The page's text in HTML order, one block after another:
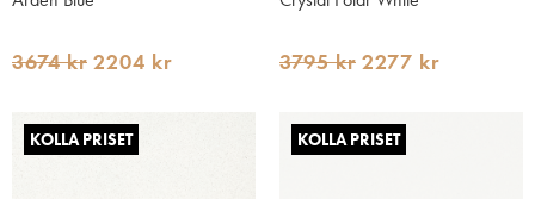
3674 kr 2204 kr 3795 kr 2277 kr
KOLLA PRISET KOLLA PRISET